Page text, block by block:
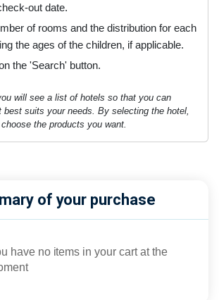
out date.
of rooms and the distribution for each
the ages of the children, if applicable.
the 'Search' button.
will see a list of hotels so that you can
best suits your needs. By selecting the hotel,
the products you want.
of your purchase
have no items in your cart at the